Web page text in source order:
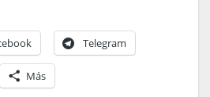
Telegram
Más